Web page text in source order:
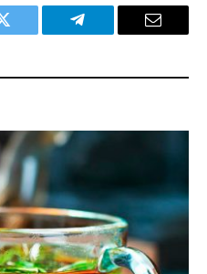
Twitter Telegram Email